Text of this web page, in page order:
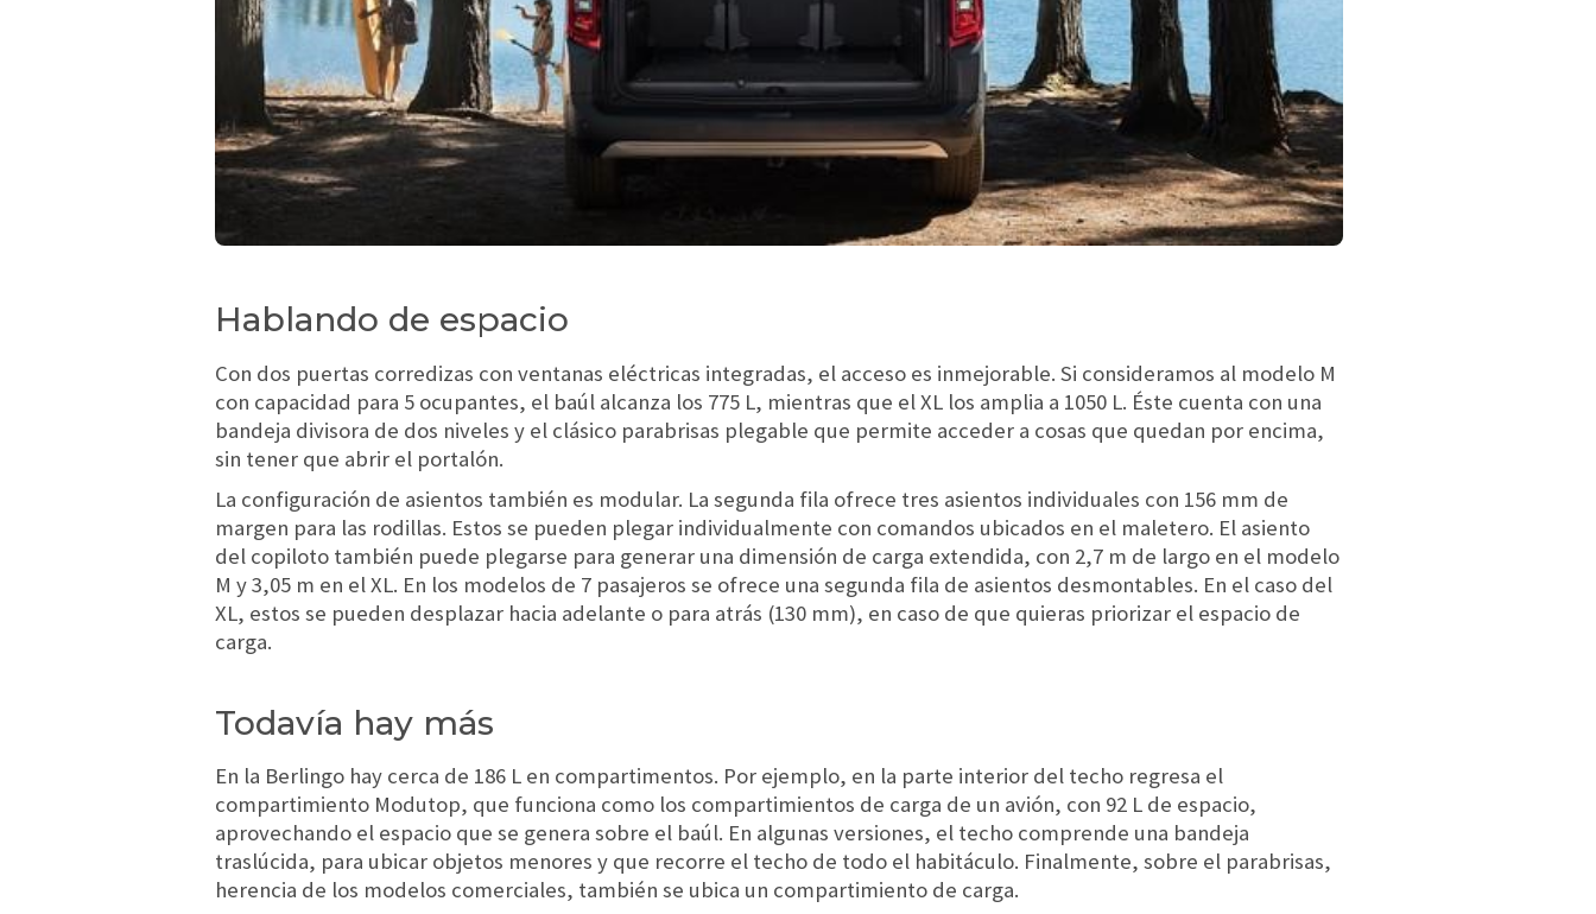
Hablando de espacio
Con dos puertas corredizas con ventanas eléctricas integradas, el acceso es inmejorable. Si consideramos al modelo M
con capacidad para 5 ocupantes, el baúl alcanza los 775 L, mientras que el XL los amplia a 1050 L. Éste cuenta con una
bandeja divisora de dos niveles y el clásico parabrisas plegable que permite acceder a cosas que quedan por encima,
sin tener que abrir el portalón.
La configuración de asientos también es modular. La segunda fila ofrece tres asientos individuales con 156 mm de
margen para las rodillas. Estos se pueden plegar individualmente con comandos ubicados en el maletero. El asiento
del copiloto también puede plegarse para generar una dimensión de carga extendida, con 2,7 m de largo en el modelo
M y 3,05 m en el XL. En los modelos de 7 pasajeros se ofrece una segunda fila de asientos desmontables. En el caso del
XL, estos se pueden desplazar hacia adelante o para atrás (130 mm), en caso de que quieras priorizar el espacio de
carga.
Todavía hay más
En la Berlingo hay cerca de 186 L en compartimentos. Por ejemplo, en la parte interior del techo regresa el
compartimiento Modutop, que funciona como los compartimientos de carga de un avión, con 92 L de espacio,
aprovechando el espacio que se genera sobre el baúl. En algunas versiones, el techo comprende una bandeja
traslúcida, para ubicar objetos menores y que recorre el techo de todo el habitáculo. Finalmente, sobre el parabrisas,
herencia de los modelos comerciales, también se ubica un compartimiento de carga.